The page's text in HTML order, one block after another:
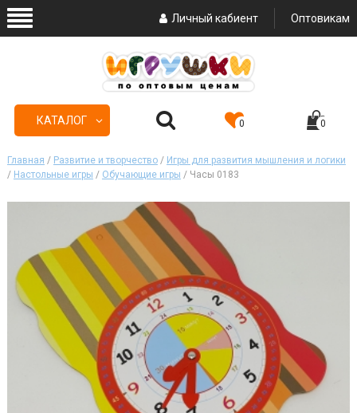
Личный кабиент Оптовикам
КАТАЛОГ 0 0
Главная / Развитие и творчество/ Игры для развития мышления и логики
/ Настольные игры / Обучающие игры / Часы 0183